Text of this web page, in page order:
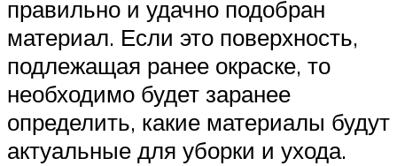
правильно и удачно подобран
материал. Если это поверхность,
подлежащая ранее окраске, то
необходимо будет заранее
определить, какие материалы будут
актуальные для уборки и ухода.